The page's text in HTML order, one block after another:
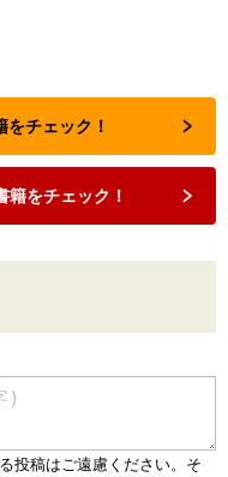
チェック！
籍をチェック！